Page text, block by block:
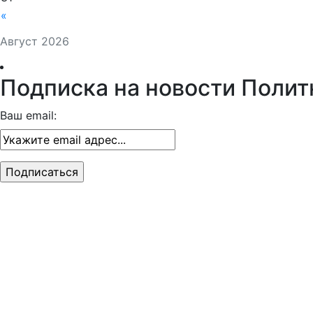
Август 2026
«
Подписка на новости
Ваш email: